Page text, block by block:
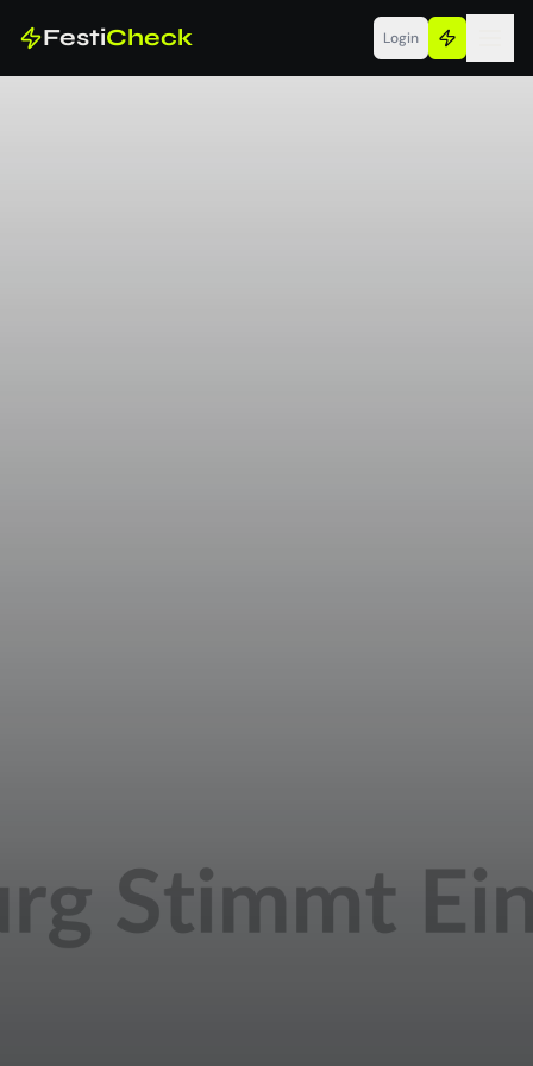
FestiCheck Login